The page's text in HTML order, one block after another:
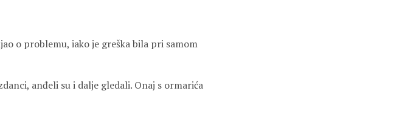
o problemu, iako je greška bila pri samom
anđeli su i dalje gledali. Onaj s ormarića